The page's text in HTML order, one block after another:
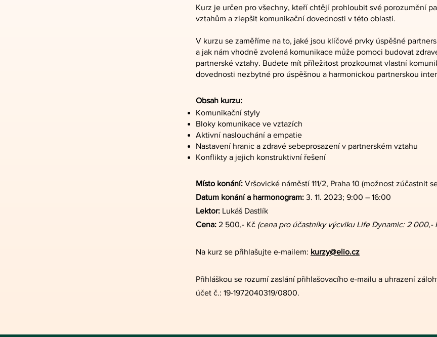
Kurz je určen pro všechny, kteří chtějí prohloubit své porozumění
vztahům a zlepšit komunikační dovednosti v této oblasti.
V kurzu se zaměříme na to, jaké jsou klíčové prvky úspěšné
a jak nám vhodně zvolená komunikace může pomoci budovat
partnerské vztahy. Budete mít příležitost prozkoumat vlastní
dovednosti nezbytné pro úspěšnou a harmonickou partnerskou
Obsah kurzu:
Komunikační styly
Bloky komunikace ve vztazích
Aktivní naslouchání a empatie
Nastavení hranic a zdravé sebeprosazení v partnerském vztahu
Konflikty a jejich konstruktivní řešení
Místo konání: Vršovické náměstí 111/2, Praha 10 (možnost zúčastnit
Datum konání a harmonogram: 3. 11. 2023; 9:00 – 16:00
Lektor: Lukáš Dastlík
Cena: 2 500,- Kč (cena pro účastníky výcviku Life Dynamic: 2 000,-
Na kurz se přihlašujte e-mailem: kurzy@elio.cz
Přihláškou se rozumí zaslání přihlašovacího e-mailu a uhrazení
účet č.: 19-1972040319/0800.